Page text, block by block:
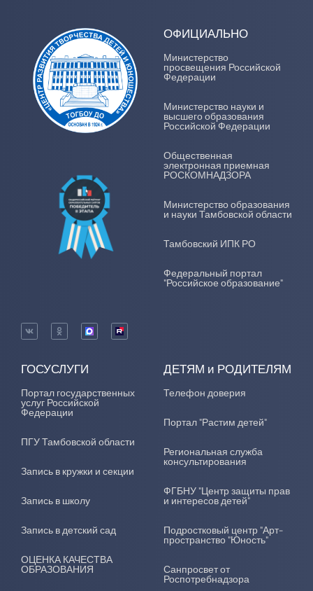
ОФИЦИАЛЬНО
Министерство
просвещения Российской
Федерации
Министерство науки и
высшего образования
Российской Федерации
Общественная
электронная приемная
РОСКОМНАДЗОРА
Министерство образования
и науки Тамбовской области
Тамбовский ИПК РО
Федеральный портал
"Российское образование"
ГОСУСЛУГИ
Портал государственных
услуг Российской
Федерации
ПГУ Тамбовской области
Запись в кружки и секции
Запись в школу
Запись в детский сад
ОЦЕНКА КАЧЕСТВА
ОБРАЗОВАНИЯ
ДЕТЯМ и РОДИТЕЛЯМ
Телефон доверия
Портал "Растим детей"
Региональная служба
консультирования
ФГБНУ "Центр защиты прав
и интересов детей"
Подростковый центр "Арт-
пространство "Юность"
Санпросвет от
Роспотребнадзора